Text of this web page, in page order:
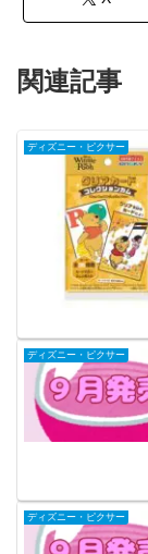
関連記事
ディズニー・ピクサー
ディズニー・ピクサー
ディズニー・ピクサー